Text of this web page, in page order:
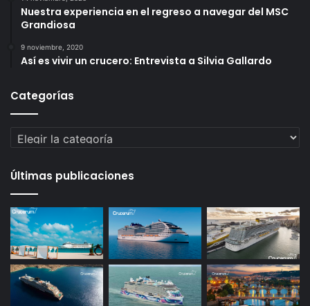
Nuestra experiencia en el regreso a navegar del MSC
Grandiosa
9 noviembre, 2020
Así es vivir un crucero: Entrevista a Silvia Gallardo
Categorías
Categorías
Últimas publicaciones